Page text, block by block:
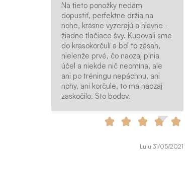
Na tieto ponožky nedám
dopustiť, perfektne držia na
nohe, krásne vyzerajú a hlavne -
žiadne tlačiace švy. Kupovali sme
do krasokorčulí a bol to zásah,
nielenže prvé, čo naozaj plnia
účel a niekde nič neomína, ale
ani po tréningu nepáchnu, ani
nohy, ani korčule, to ma naozaj
zaskočilo. Sto bodov.
Lulu 31/05/2021